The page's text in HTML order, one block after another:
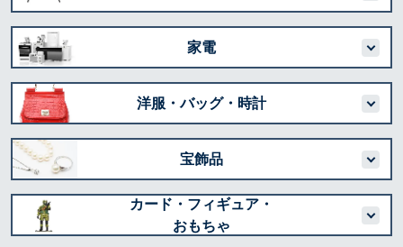
家電
洋服・バッグ・時計
宝飾品
カード・フィギュア・
おもちゃ